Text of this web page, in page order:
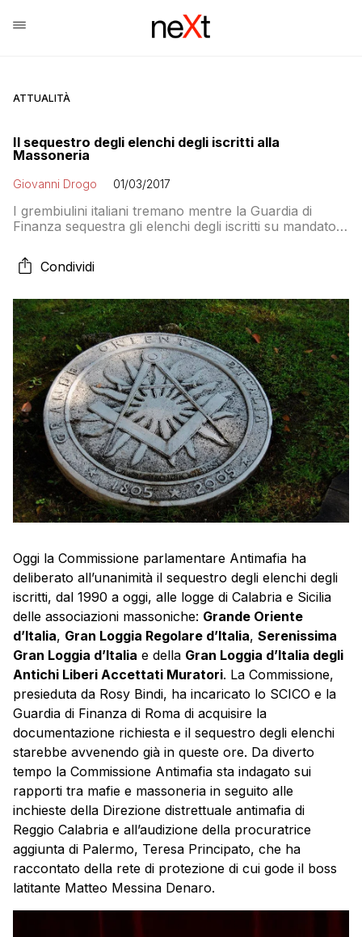
ATTUALITÀ
Il sequestro degli elenchi degli iscritti alla
Massoneria
Giovanni Drogo 01/03/2017
I grembiulini italiani tremano mentre la Guardia di
Finanza sequestra gli elenchi degli iscritti su mandato
sui rapporti tra settori deviati della Massoneria italiana
e le mafie
Condividi
Oggi la Commissione parlamentare Antimafia ha
deliberato all’unanimità il sequestro degli elenchi degli
iscritti, dal 1990 a oggi, alle logge di Calabria e Sicilia
delle associazioni massoniche: Grande Oriente
d’Italia, Gran Loggia Regolare d’Italia, Serenissima
Gran Loggia d’Italia e della Gran Loggia d’Italia degli
Antichi Liberi Accettati Muratori. La Commissione,
presieduta da Rosy Bindi, ha incaricato lo SCICO e la
Guardia di Finanza di Roma di acquisire la
documentazione richiesta e il sequestro degli elenchi
starebbe avvenendo già in queste ore. Da diverto
tempo la Commissione Antimafia sta indagato sui
rapporti tra mafie e massoneria in seguito alle
inchieste della Direzione distrettuale antimafia di
Reggio Calabria e all’audizione della procuratrice
aggiunta di Palermo, Teresa Principato, che ha
raccontato della rete di protezione di cui gode il boss
latitante Matteo Messina Denaro.